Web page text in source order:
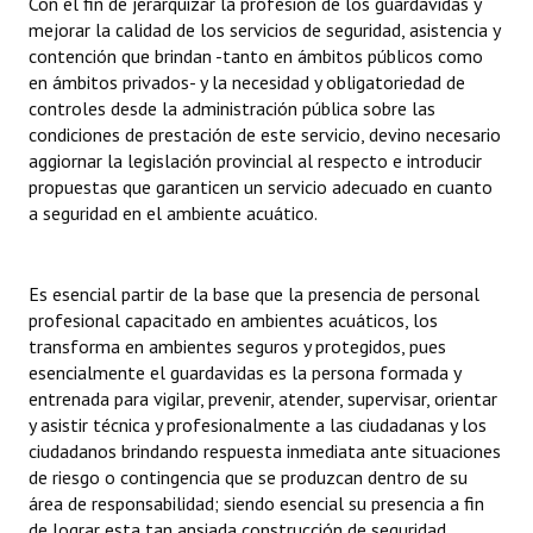
Huéspedes de Honor - Registro
Antiguos Pobladores - Registro
Reconocimientos - Registro
Bariloche, Municipio intercultural
Entrega de distinciones
mejorar la calidad de los servicios de seguridad, asistencia y
contención que brindan -tanto en ámbitos públicos como
en ámbitos privados- y la necesidad y obligatoriedad de
controles desde la administración pública sobre las
condiciones de prestación de este servicio, devino necesario
aggiornar la legislación provincial al respecto e introducir
propuestas que garanticen un servicio adecuado en cuanto
a seguridad en el ambiente acuático.
Es esencial partir de la base que la presencia de personal
profesional capacitado en ambientes acuáticos, los
transforma en ambientes seguros y protegidos, pues
esencialmente el guardavidas es la persona formada y
entrenada para vigilar, prevenir, atender, supervisar, orientar
y asistir técnica y profesionalmente a las ciudadanas y los
ciudadanos brindando respuesta inmediata ante situaciones
de riesgo o contingencia que se produzcan dentro de su
área de responsabilidad; siendo esencial su presencia a fin